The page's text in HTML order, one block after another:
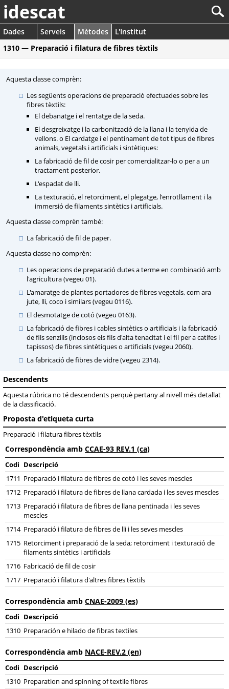
idescat
Dades Serveis Mètodes
L'Institut
1310 — Preparació i filatura de fibres tèxtils
Aquesta classe comprèn:
Les següents operacions de preparació efectuades sobre les
fibres tèxtils:
El debanatge i el rentatge de la seda.
El desgreixatge i la carbonització de la llana i la tenyida de
vellons. o El cardatge i el pentinament de tot tipus de fibres
animals, vegetals i artificials i sintètiques:
La fabricació de fil de cosir per comercialitzar-lo o per a un
tractament posterior.
L'espadat de lli.
La texturació, el retorciment, el plegatge, l'enrotllament i la
immersió de filaments sintètics i artificials.
Aquesta classe comprèn també:
La fabricació de fil de paper.
Aquesta classe no comprèn:
Les operacions de preparació dutes a terme en combinació amb
l'agricultura (vegeu 01).
L'amaratge de plantes portadores de fibres vegetals, com ara
jute, lli, coco i similars (vegeu 0116).
El desmotatge de cotó (vegeu 0163).
La fabricació de fibres i cables sintètics o artificials i la fabricació
de fils senzills (inclosos els fils d'alta tenacitat i el fil per a catifes i
tapissos) de fibres sintètiques o artificials (vegeu 2060).
La fabricació de fibres de vidre (vegeu 2314).
Descendents
Aquesta rúbrica no té descendents perquè pertany al nivell més detallat
de la classificació.
Proposta d'etiqueta curta
Preparació i filatura fibres tèxtils
Correspondència amb CCAE-93 REV.1 (ca)
Codi Descripció
1711 Preparació i filatura de fibres de cotó i les seves mescles
1712 Preparació i filatura de fibres de llana cardada i les seves mescles
1713 Preparació i filatura de fibres de llana pentinada i les seves
mescles
1714 Preparació i filatura de fibres de lli i les seves mescles
1715 Retorciment i preparació de la seda; retorciment i texturació de
filaments sintètics i artificials
1716 Fabricació de fil de cosir
1717 Preparació i filatura d'altres fibres tèxtils
Correspondència amb CNAE-2009 (es)
Codi Descripció
1310 Preparación e hilado de fibras textiles
Correspondència amb NACE-REV.2 (en)
Codi Descripció
1310 Preparation and spinning of textile fibres